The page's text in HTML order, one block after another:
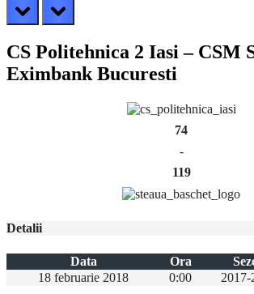
prev next
CS Politehnica 2 Iasi – CSM
Eximbank Bucuresti
74
-
119
Detalii
Data Ora
18 februarie 2018
0:00 2017-